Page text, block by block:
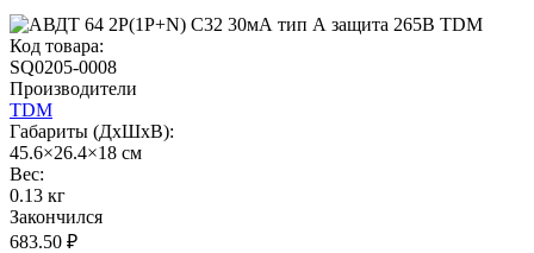
Код товара:
SQ0205-0008
Производители
TDM
Габариты (ДхШхВ):
45.6×26.4×18 см
Вес:
0.13 кг
Закончился
683.50 ₽